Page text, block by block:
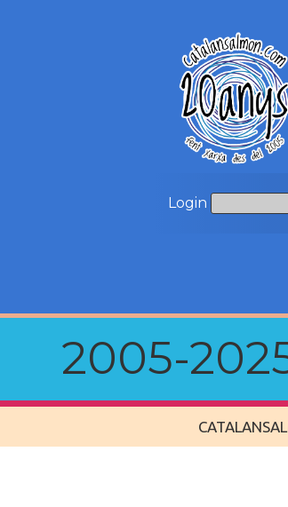
Login
2005-